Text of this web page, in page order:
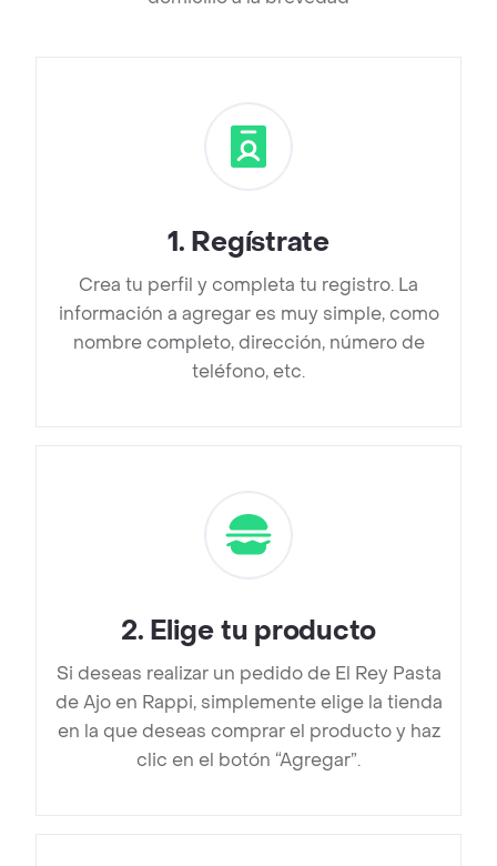
1. Regístrate
Crea tu perfil y completa tu registro. La
información a agregar es muy simple, como
nombre completo, dirección, número de
teléfono, etc.
2. Elige tu producto
Si deseas realizar un pedido de El Rey Pasta
de Ajo en Rappi, simplemente elige la tienda
en la que deseas comprar el producto y haz
clic en el botón “Agregar”.